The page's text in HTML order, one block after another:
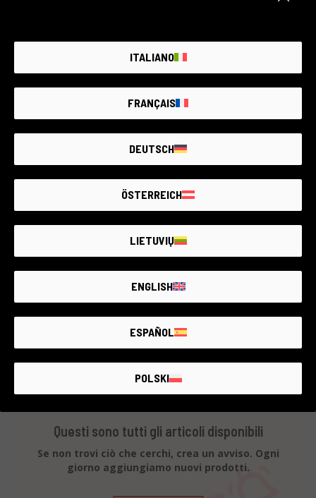
Canon & compatibile
Condizione:Pari al nuovo
RCE Foto - Salerno - Cava
€460
Questi sono tutti gli articoli disponibili
Se non trovi ciò che cerchi, crea un avviso. Ogni
giorno aggiungiamo nuovi prodotti.
ITALIANO
FRANÇAIS
DEUTSCH
ÖSTERREICH
LIETUVIŲ
ENGLISH
ESPAÑOL
POLSKI